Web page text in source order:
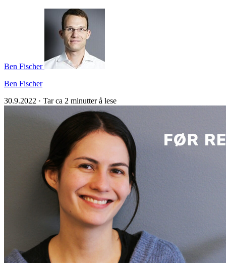
Ben Fischer
Ben Fischer
30.9.2022 · Tar ca 2 minutter å lese